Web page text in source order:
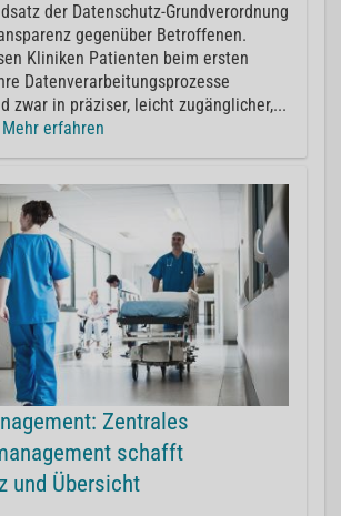
der Datenschutz-Grundverordnung
gegenüber Betroffenen.
Kliniken Patienten beim ersten
Datenverarbeitungsprozesse
zwar in präziser, leicht zugänglicher,...
Mehr erfahren
Zentrales
schafft
und Übersicht